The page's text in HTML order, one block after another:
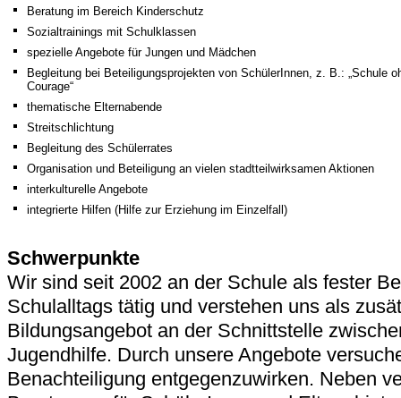
Beratung im Bereich Kinderschutz
Sozialtrainings mit Schulklassen
spezielle Angebote für Jungen und Mädchen
Begleitung bei Beteiligungsprojekten von SchülerInnen, z. B.: „Schule
Courage“
thematische Elternabende
Streitschlichtung
Begleitung des Schülerrates
Organisation und Beteiligung an vielen stadtteilwirksamen Aktionen
interkulturelle Angebote
integrierte Hilfen (Hilfe zur Erziehung im Einzelfall)
Schwerpunkte
Wir sind seit 2002 an der Schule als fester
Schulalltags tätig und verstehen uns als
Bildungsangebot an der Schnittstelle
Jugendhilfe. Durch unsere Angebote
Benachteiligung entgegenzuwirken. Neben